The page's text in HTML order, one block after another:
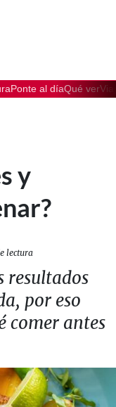
Ponte al díaQué ver
y
lectura
resultados
por eso
comer antes